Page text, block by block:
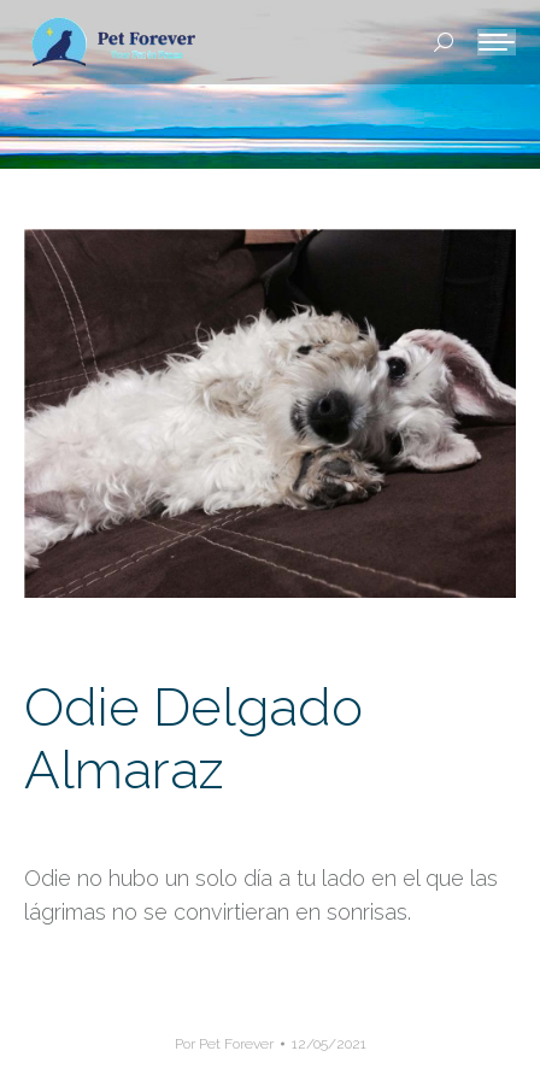
Buscar:
Odie Delgado
Almaraz
Odie no hubo un solo día a tu lado en el que las
lágrimas no se convirtieran en sonrisas.
Por Pet Forever 12/05/2021